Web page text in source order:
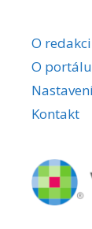
O
O
Kontakt